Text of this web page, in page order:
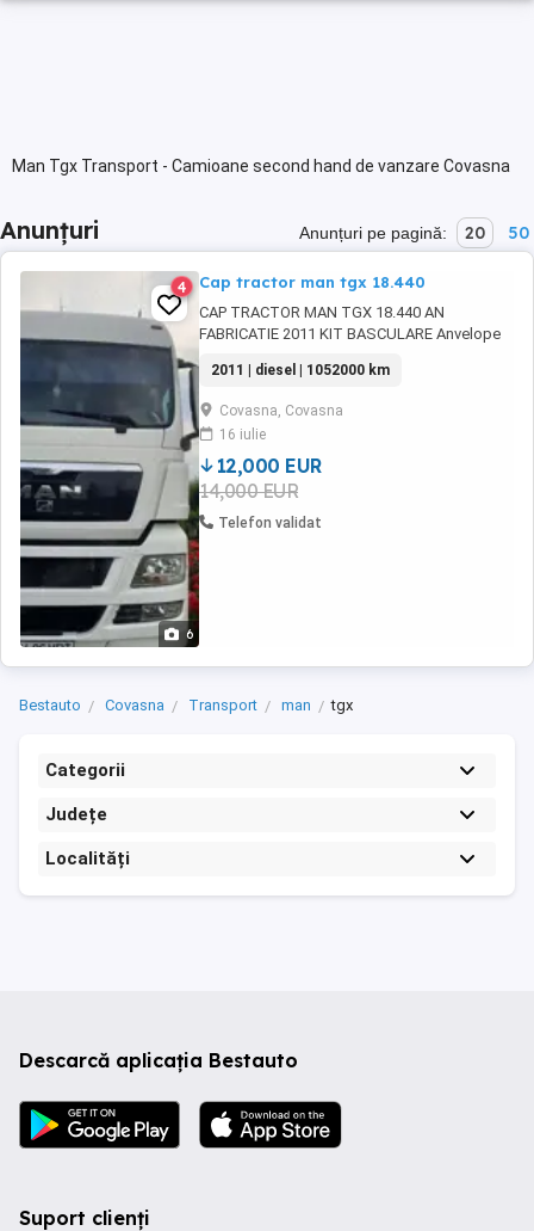
Man Tgx Transport - Camioane second hand de vanzare Covasna
Anunțuri Anunțuri pe pagină: 20 50
6
4 Cap tractor man tgx 18.440
CAP TRACTOR MAN TGX 18.440 AN
FABRICATIE 2011 KIT BASCULARE Anvelope
2011 | diesel | 1052000 km
Covasna, Covasna
16 iulie
12,000 EUR
14,000 EUR
Telefon validat
Bestauto Covasna Transport man tgx
Categorii
Județe
Localități
Descarcă aplicația Bestauto
Suport clienți